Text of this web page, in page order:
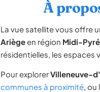
À
La vue satellite vous offre
Ariègeen région Midi-
résidentielles, les espaces
Pour explorerVilleneuve-
communes à proximité, ou